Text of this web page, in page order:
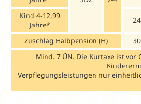
Kind 4-12,99
Jahre*
Zuschlag Halbpension (H)
Mind. 7 ÜN. Die Kurtaxe ist vor
Verpflegungsleistungen nur